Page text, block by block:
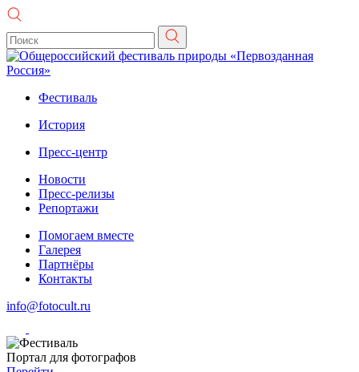
Фестиваль
История
Пресс-центр
Новости
Пресс-релизы
Репортажи
Помогаем вместе
Галерея
Партнёры
Контакты
info@fotocult.ru
Портал для фотографов